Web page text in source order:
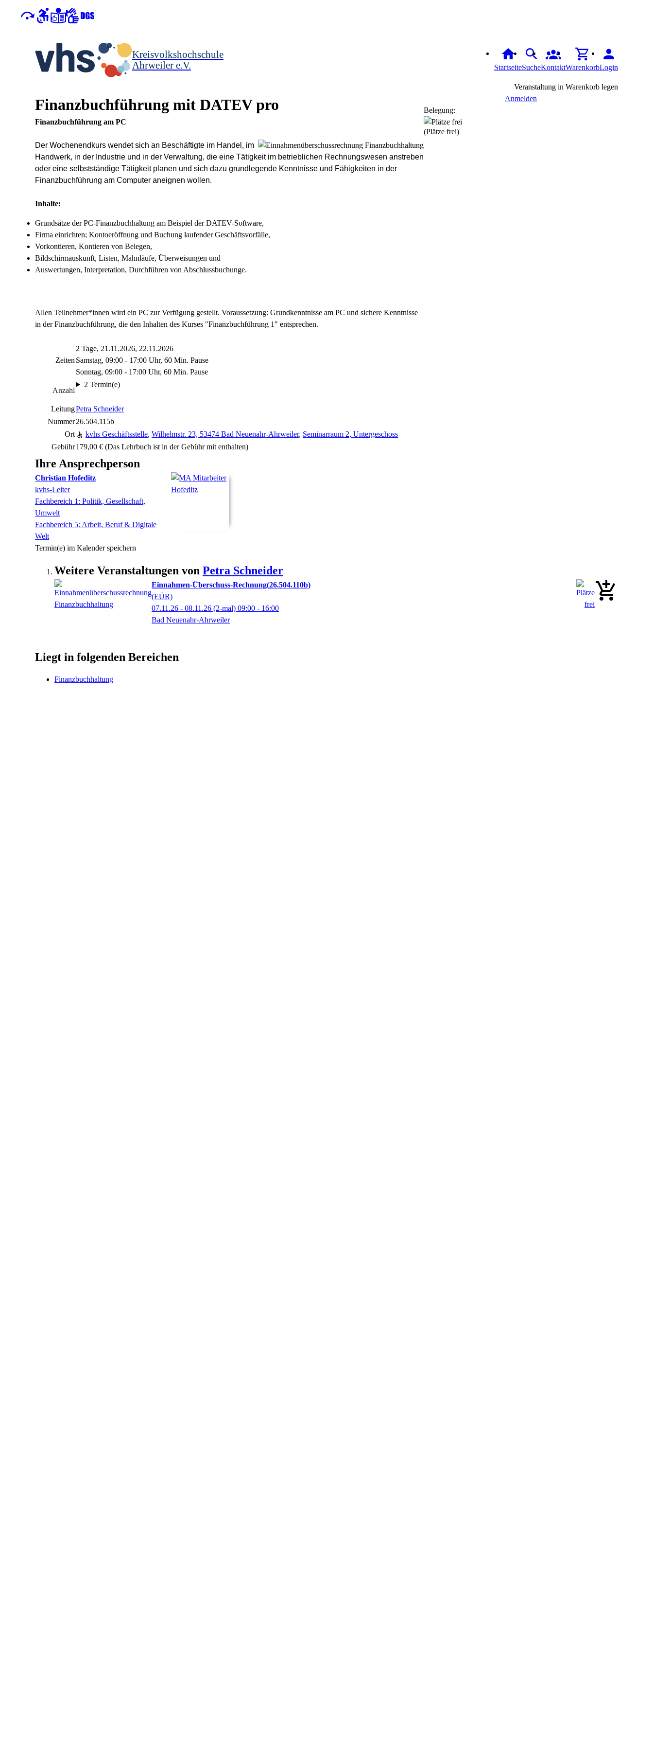
Kreisvolkshochschule
Ahrweiler e.V.
StartseiteSucheKontaktWarenkorbLogin
Finanzbuchführung mit DATEV pro
Finanzbuchführung am PC
Der Wochenendkurs wendet sich an Beschäftigte im Handel, im
Handwerk, in der Industrie und in der Verwaltung, die eine Tätigkeit im betrieblichen Rechnungswesen anstreben
oder eine selbstständige Tätigkeit planen und sich dazu grundlegende Kenntnisse und Fähigkeiten in der
Finanzbuchführung am Computer aneignen wollen.
Inhalte:
Grundsätze der PC-Finanzbuchhaltung am Beispiel der DATEV-Software,
Firma einrichten; Kontoeröffnung und Buchung laufender Geschäftsvorfälle,
Vorkontieren, Kontieren von Belegen,
Bildschirmauskunft, Listen, Mahnläufe, Überweisungen und
Auswertungen, Interpretation, Durchführen von Abschlussbuchunge.
Allen Teilnehmer*innen wird ein PC zur Verfügung gestellt. Voraussetzung: Grundkenntnisse am PC und sichere Kenntnisse
in der Finanzbuchführung, die den Inhalten des Kurses "Finanzbuchführung 1" entsprechen.
Zeiten
2 Tage, 21.11.2026, 22.11.2026
Samstag, 09:00 - 17:00 Uhr, 60 Min. Pause
Sonntag, 09:00 - 17:00 Uhr, 60 Min. Pause
Anzahl
2 Termin(e)
LeitungPetra Schneider
Nummer26.504.115b
Ort
kvhs Geschäftsstelle, Wilhelmstr. 23, 53474 Bad Neuenahr-Ahrweiler, Seminarraum 2, Untergeschoss
Gebühr179,00 € (Das Lehrbuch ist in der Gebühr mit enthalten)
Veranstaltung in Warenkorb legen
Anmelden
Belegung:
(Plätze frei)
Ihre Ansprechperson
Christian Hofeditz
kvhs-Leiter
Fachbereich 1: Politik, Gesellschaft,
Umwelt
Fachbereich 5: Arbeit, Beruf & Digitale
Welt
Termin(e) im Kalender speichern
Weitere Veranstaltungen von Petra Schneider
Einnahmen-Überschuss-Rechnung 26.504.110b
(EÜR)
07.11.26 - 08.11.26 (2-mal) 09:00 - 16:00
Bad Neuenahr-Ahrweiler
Liegt in folgenden Bereichen
Finanzbuchhaltung